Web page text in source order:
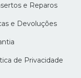
e Reparos
e Devoluções
de Privacidade